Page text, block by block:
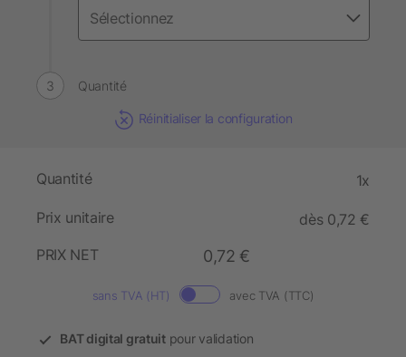
Quantité
Réinitialiser la configuration
Quantité 1x
Prix unitaire
dès 0,72 €
PRIX NET
0,72 €
sans TVA (HT) avec TVA (TTC)
BAT digital gratuitpour validation